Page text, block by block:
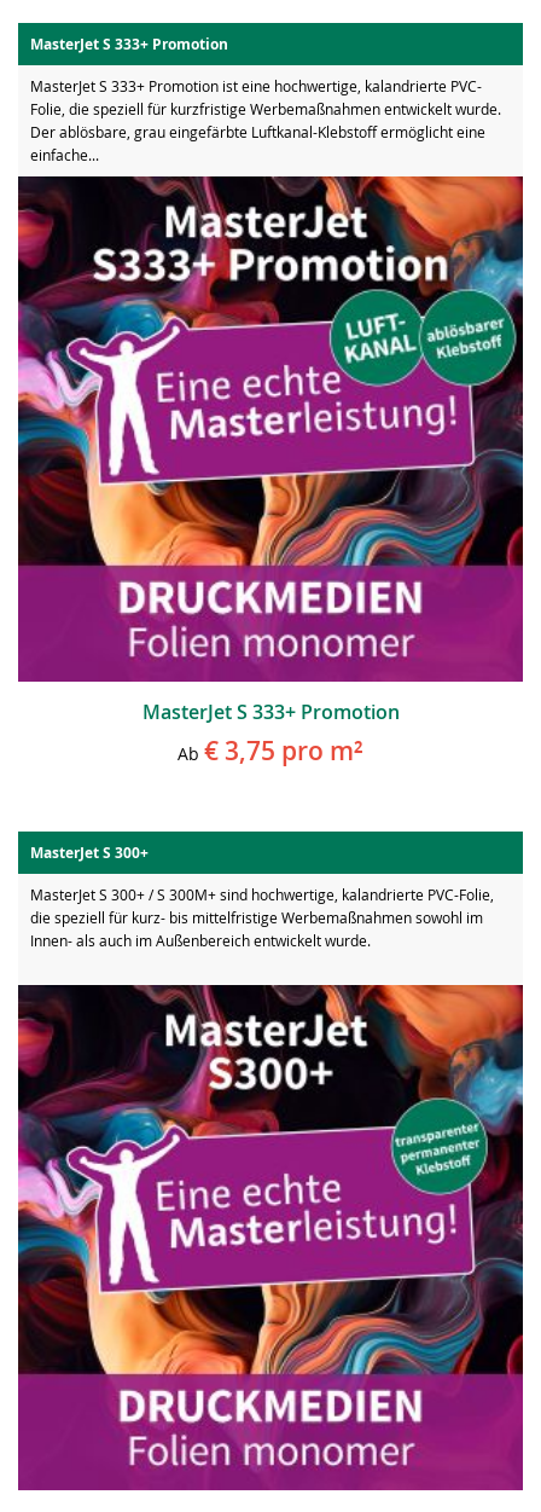
MasterJet S 333+ Promotion
MasterJet S 333+ Promotion ist eine hochwertige, kalandrierte PVC-
Folie, die speziell für kurzfristige Werbemaßnahmen entwickelt wurde.
Der ablösbare, grau eingefärbte Luftkanal-Klebstoff ermöglicht eine
einfache...
MasterJet S 333+ Promotion
Ab € 3,75 pro m²
MasterJet S 300+
MasterJet S 300+ / S 300M+ sind hochwertige, kalandrierte PVC-Folie,
die speziell für kurz- bis mittelfristige Werbemaßnahmen sowohl im
Innen- als auch im Außenbereich entwickelt wurde.